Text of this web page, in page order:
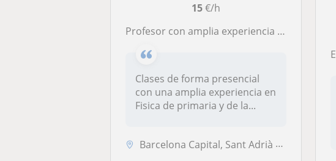
15€/h
Profesor con amplia experiencia en el sector. Hago clases paticulares de Fisica y Matemáticas en Barcelona del nivel de la ESO
Clases de forma presencial
con una amplia experiencia en
Fisica de primaria y de la...
Barcelona Capital, Sant Adrià de Besòs, Santa Coloma de Gramenet